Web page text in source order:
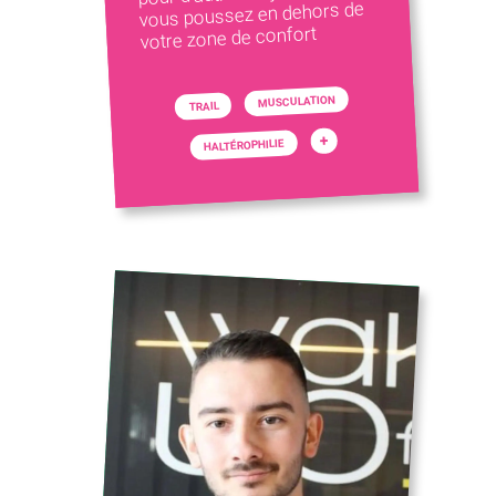
vous poussez en dehors de
votre zone de confort
TRAIL MUSCULATION
HALTÉROPHILIE +